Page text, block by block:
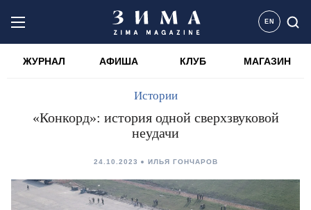
EN
ЖУРНАЛ АФИША КЛУБ МАГАЗИН
Истории
«Конкорд»: история одной сверхзвуковой
неудачи
24.10.2023 ИЛЬЯ ГОНЧАРОВ